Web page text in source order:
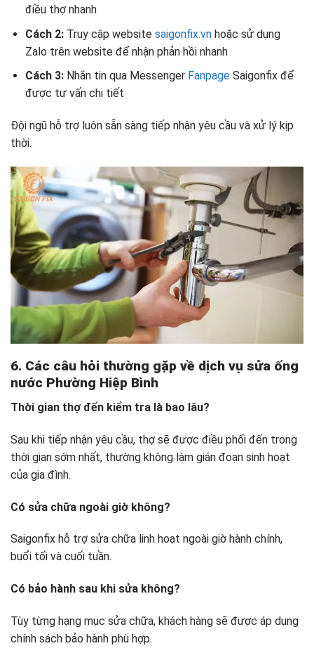
điều thợ nhanh
Cách 2:Truy cập website saigonfix.vnhoặc sử dụng
Zalo trên website để nhận phản hồi nhanh
Cách 3:Nhắn tin qua Messenger FanpageSaigonfix để
được tư vấn chi tiết
Đội ngũ hỗ trợ luôn sẵn sàng tiếp nhận yêu cầu và xử lý kịp
thời.
6. Các câu hỏi thường gặp về dịch vụ sửa ống
nước Phường Hiệp Bình
Thời gian thợ đến kiểm tra là bao lâu?
Sau khi tiếp nhận yêu cầu, thợ sẽ được điều phối đến trong
thời gian sớm nhất, thường không làm gián đoạn sinh hoạt
của gia đình.
Có sửa chữa ngoài giờ không?
Saigonfix hỗ trợ sửa chữa linh hoạt ngoài giờ hành chính,
buổi tối và cuối tuần.
Có bảo hành sau khi sửa không?
Tùy từng hạng mục sửa chữa, khách hàng sẽ được áp dụng
chính sách bảo hành phù hợp.